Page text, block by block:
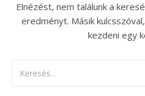
Elnézést, nem találunk a
eredményt. Másik
kezdeni egy